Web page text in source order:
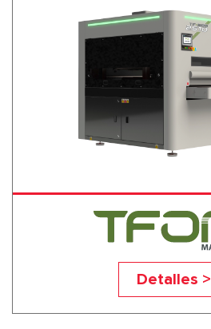
TF-BBB
Detalles >